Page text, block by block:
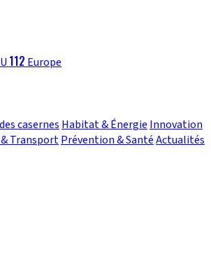
112 Europe
casernes Habitat & Énergie Innovation
TransportPrévention & SantéActualités